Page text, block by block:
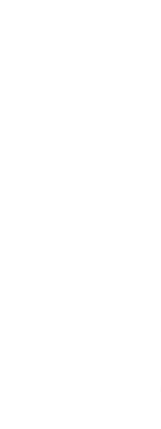
трудопроводов ∿